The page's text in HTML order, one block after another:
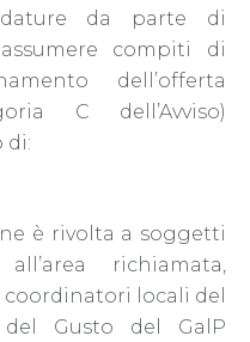
da parte di
compiti di
dell’offerta
C dell’Avviso)
di:
è rivolta a soggetti
richiamata,
locali del
Gusto del GalP